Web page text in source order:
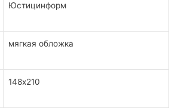
Юстицинформ
мягкая обложка
148х210